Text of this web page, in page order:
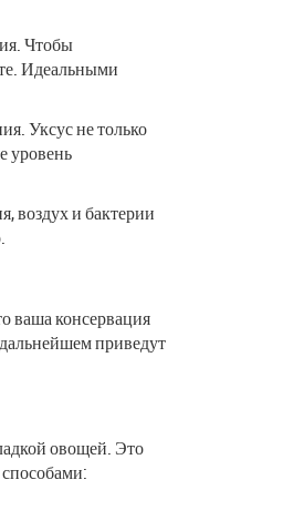
Чтобы
Идеальными
Уксус не только
уровень
воздух и бактерии
ваша консервация
приведут
овощей. Это